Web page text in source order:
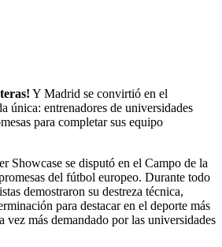
Y Madrid se convirtió en el
única: entrenadores de universidades
para completar sus equipo
Showcase se disputó en el Campo de la
del fútbol europeo. Durante todo
demostraron su destreza técnica,
para destacar en el deporte más
vez más demandado por las universidades